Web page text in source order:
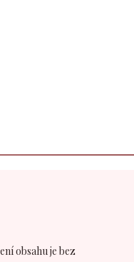
obsahu je bez